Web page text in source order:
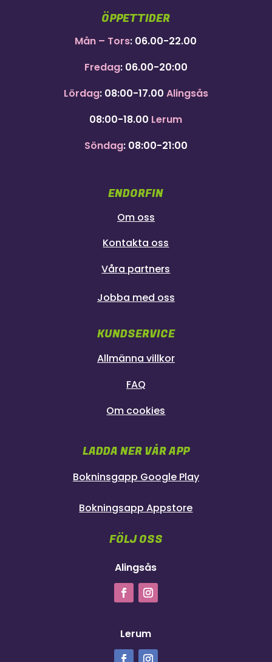
ÖPPETTIDER
Mån – Tors: 06.00-22.00
Fredag: 06.00-20:00
Lördag: 08:00-17.00 Alingsås
08:00-18.00 Lerum
Söndag: 08:00-21:00
ENDORFIN
Om oss
Kontakta oss
Våra partners
Jobba med oss
KUNDSERVICE
Allmänna villkor
FAQ
Om cookies
LADDA NER VÅR APP
Bokninsgapp Google Play
Bokningsapp Appstore
FÖLJ OSS
Alingsås
Lerum